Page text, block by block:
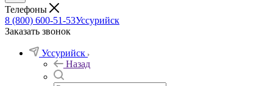
Телефоны
8 (800) 600-51-53Уссурийск
Заказать звонок
Уссурийск
Назад